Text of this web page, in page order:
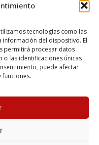
tecnologías como las
información del dispositivo. El
permitirá procesar datos
las identificaciones únicas
puede afectar
funciones.
bono Kit Digital y lo ha
– NextGeneration EU
los derechos reservados |